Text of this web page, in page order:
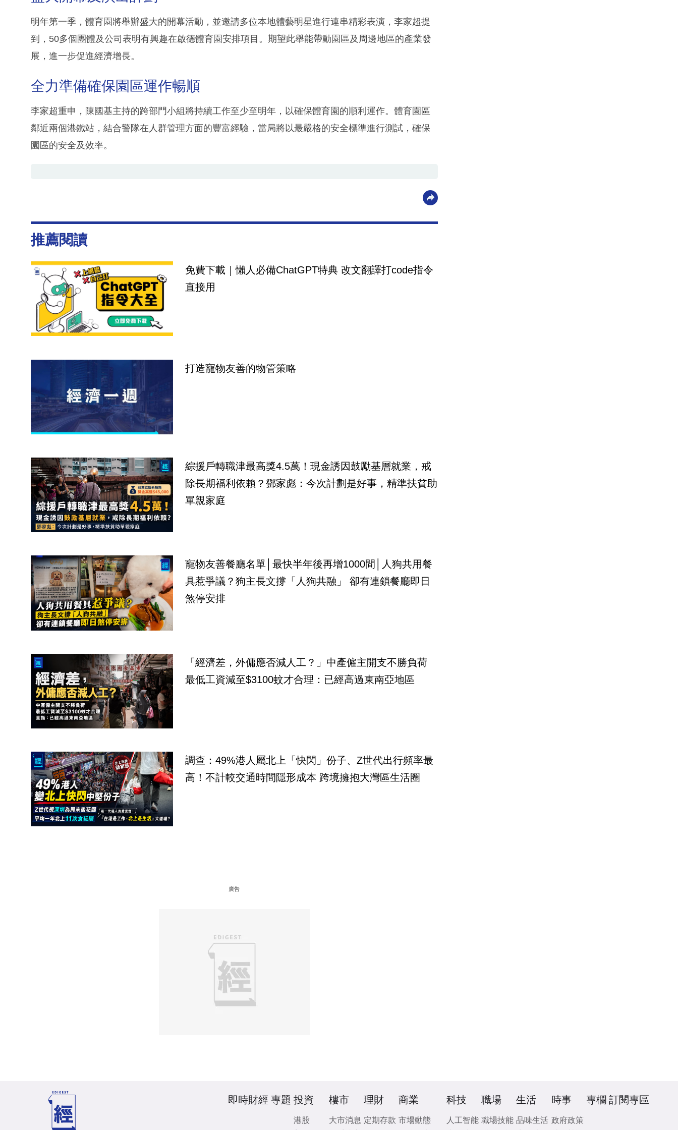
明年第一季，體育園將舉辦盛大的開幕活動，並邀請多位本地體藝明星進行連串精彩表演，李家超提
到，50多個團體及公司表明有興趣在啟德體育園安排項目。期望此舉能帶動園區及周邊地區的產業發
展，進一步促進經濟增長。
全力準備確保園區運作暢順
李家超重申，陳國基主持的跨部門小組將持續工作至少至明年，以確保體育園的順利運作。體育園區
鄰近兩個港鐵站，結合警隊在人群管理方面的豐富經驗，當局將以最嚴格的安全標準進行測試，確保
園區的安全及效率。
推薦閱讀
免費下載｜懶人必備ChatGPT特典 改文翻譯打code指令
直接用
打造寵物友善的物管策略
綜援戶轉職津最高獎4.5萬！現金誘因鼓勵基層就業，戒
除長期福利依賴？鄧家彪：今次計劃是好事，精準扶貧助
單親家庭
寵物友善餐廳名單│最快半年後再增1000間│人狗共用餐
具惹爭議？狗主長文撐「人狗共融」 卻有連鎖餐廳即日
煞停安排
「經濟差，外傭應否減人工？」中產僱主開支不勝負荷
最低工資減至$3100蚊才合理：已經高過東南亞地區
調查：49%港人屬北上「快閃」份子、Z世代出行頻率最
高！不計較交通時間隱形成本 跨境擁抱大灣區生活圈
廣告
即時財經 專題 投資
港股
樓市
大市消息
理財
定期存款
商業
市場動態
科技
人工智能
職場
職場技能
生活
品味生活
時事
政府政策
專欄 訂閱專區